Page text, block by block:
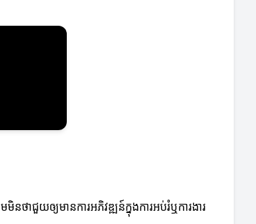
ាជួយឲ្យមានការអភិវឌ្ឍន៍ក្នុងការអប់រំឬការងារ